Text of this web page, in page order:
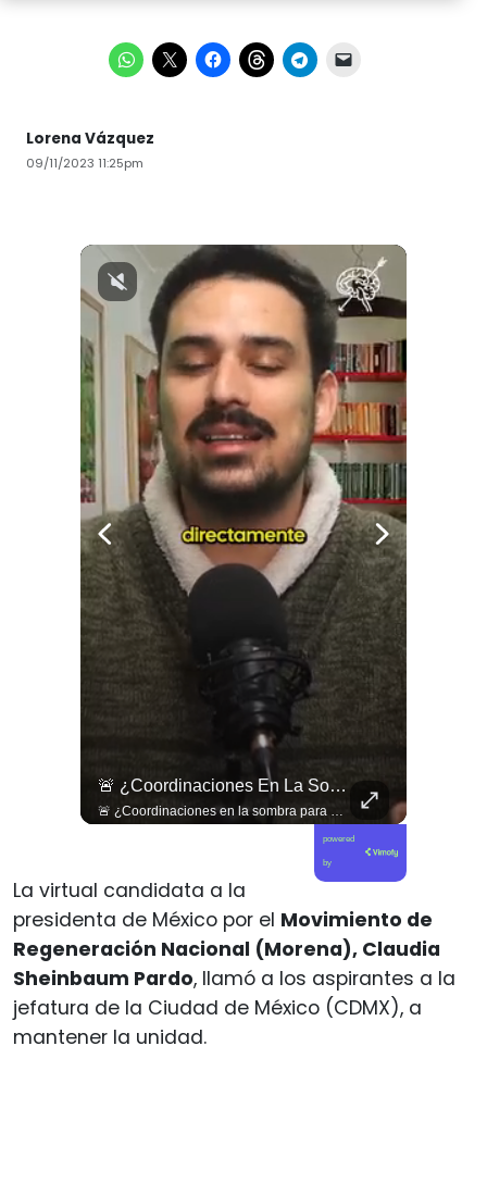
Lorena Vázquez
09/11/2023 11:25pm
🚨 ¿Coordinaciones En La Sombra Para Blindar Una Candidatura Presidencial?
🚨 ¿Coordinaciones en la sombra para blindar una candidatura presidencial? Nuevos chats salpican a Andrés Chadwick. 🇨🇱⚖️ Mensajes incautados por la Fiscalía revelan que el exministro operó junto a Luis Hermosilla para preparar a testigos clave en la causa por coimas de LAN en 2009. Las conversaciones desmienten la versión de Chadwick sobre haberse enterado del caso por la prensa, exponiendo una estrategia judicial y comunicacional para evitar que el escándalo de información privilegiada y pagos indebidos afectara la carrera de Sebastián Piñera a La Moneda. 📲💣 🎥 Revisa el desglose completo de los chats y los detalles del reportaje en elciudadano.com 🔗 (Link en la biografía). ¿Qué impacto crees que tienen estas revelaciones en la trastienda del poder político? Te leemos en los comentarios. 💬👇🏼
powered
by
La virtual candidata a la
presidenta de México por el Movimiento de
Regeneración Nacional (Morena), Claudia
Sheinbaum Pardo, llamó a los aspirantes a la
jefatura de la Ciudad de México (CDMX), a
mantener la unidad.